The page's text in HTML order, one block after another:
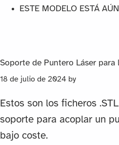
ESTE MODELO ESTÁ
Soporte de Puntero Láser para
18 de julio de 2024 by
Estos son los ficheros
soporte para acoplar un
bajo coste.